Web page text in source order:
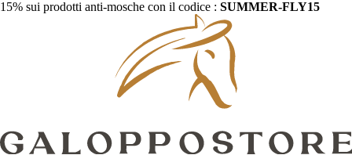
15% sui prodotti anti-mosche con il codice : SUMMER-FLY15